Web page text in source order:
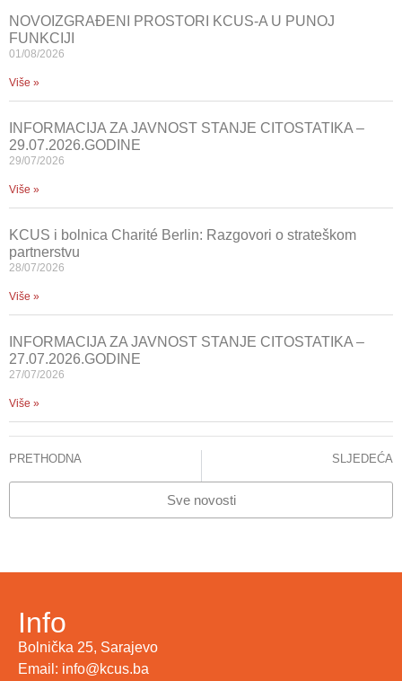
NOVOIZGRAĐENI PROSTORI KCUS-A U PUNOJ
FUNKCIJI
01/08/2026
Više »
INFORMACIJA ZA JAVNOST STANJE CITOSTATIKA –
29.07.2026.GODINE
29/07/2026
Više »
KCUS i bolnica Charité Berlin: Razgovori o strateškom
partnerstvu
28/07/2026
Više »
INFORMACIJA ZA JAVNOST STANJE CITOSTATIKA –
27.07.2026.GODINE
27/07/2026
Više »
PRETHODNA SLJEDEĆA
Sve novosti
Info
Bolnička 25, Sarajevo
Email: info@kcus.ba